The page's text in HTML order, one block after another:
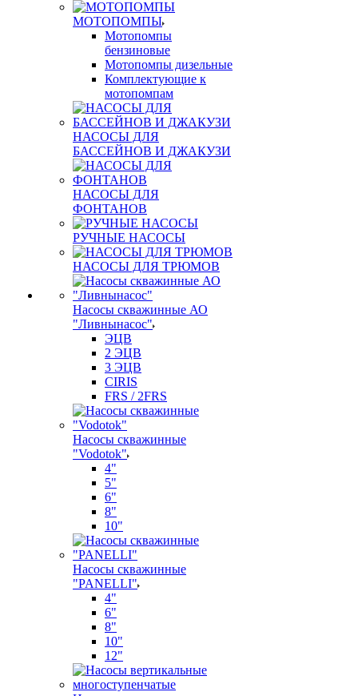
МОТОПОМПЫ
Мотопомпы
бензиновые
Мотопомпы дизельные
Комплектующие к
мотопомпам
НАСОСЫ ДЛЯ
БАССЕЙНОВ И ДЖАКУЗИ
НАСОСЫ ДЛЯ
ФОНТАНОВ
РУЧНЫЕ НАСОСЫ
НАСОСЫ ДЛЯ ТРЮМОВ
Насосы скважинные АО
"Ливнынасос"
ЭЦВ
2 ЭЦВ
3 ЭЦВ
CIRIS
FRS / 2FRS
Насосы скважинные
"Vodotok"
4"
5"
6"
8"
10"
Насосы скважинные
"PANELLI"
4"
6"
8"
10"
12"